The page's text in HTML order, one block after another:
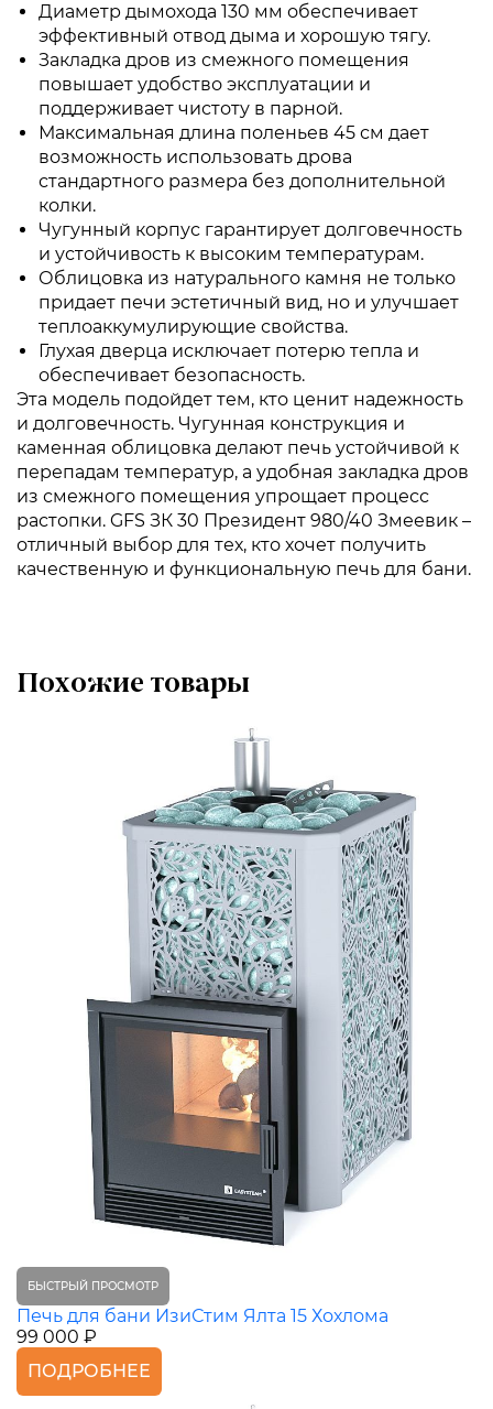
Диаметр дымохода 130 мм обеспечивает
эффективный отвод дыма и хорошую тягу.
Закладка дров из смежного помещения
повышает удобство эксплуатации и
поддерживает чистоту в парной.
Максимальная длина поленьев 45 см дает
возможность использовать дрова
стандартного размера без дополнительной
колки.
Чугунный корпус гарантирует долговечность
и устойчивость к высоким температурам.
Облицовка из натурального камня не только
придает печи эстетичный вид, но и улучшает
теплоаккумулирующие свойства.
Глухая дверца исключает потерю тепла и
обеспечивает безопасность.
Эта модель подойдет тем, кто ценит надежность
и долговечность. Чугунная конструкция и
каменная облицовка делают печь устойчивой к
перепадам температур, а удобная закладка дров
из смежного помещения упрощает процесс
растопки. GFS ЗК 30 Президент 980/40 Змеевик –
отличный выбор для тех, кто хочет получить
качественную и функциональную печь для бани.
Похожие товары
БЫСТРЫЙ ПРОСМОТР
Печь для бани ИзиСтим Ялта 15 Хохлома
99 000 ₽
ПОДРОБНЕЕ